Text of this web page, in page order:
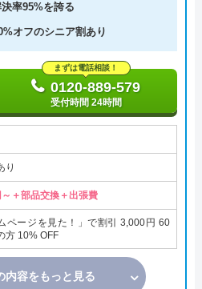
率95%を誇る
オフのシニア割あり
まずは電話相談！
0120-889-579
受付時間 24時間
り
＋部品交換＋出張費
ページを見た！」で割引 3,000円 60
方 10% OFF
内容をもっと見る